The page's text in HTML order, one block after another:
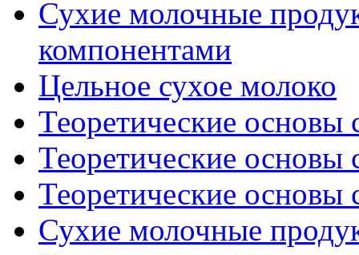
Сухие молочные
компонентами
Цельное сухое молоко
Теоретические основы
Теоретические основы
Теоретические основы
Сухие молочные